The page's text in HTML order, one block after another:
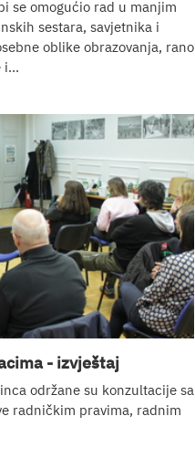
se omogućio rad u manjim
sestara, savjetnika i
oblike obrazovanja, rano
i...
- izvještaj
održane su konzultacije sa
radničkim pravima, radnim